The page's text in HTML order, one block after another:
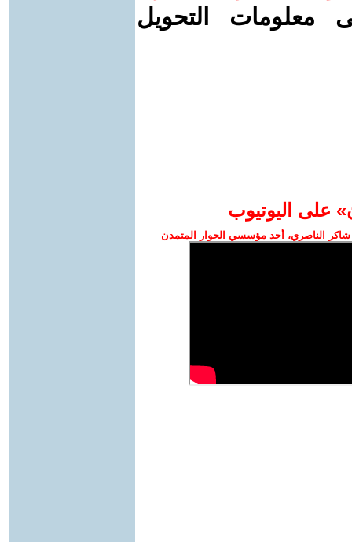
معلومات التحويل
على اليوتيوب
الناصري، أحد مؤسسي الحوار المتمدن